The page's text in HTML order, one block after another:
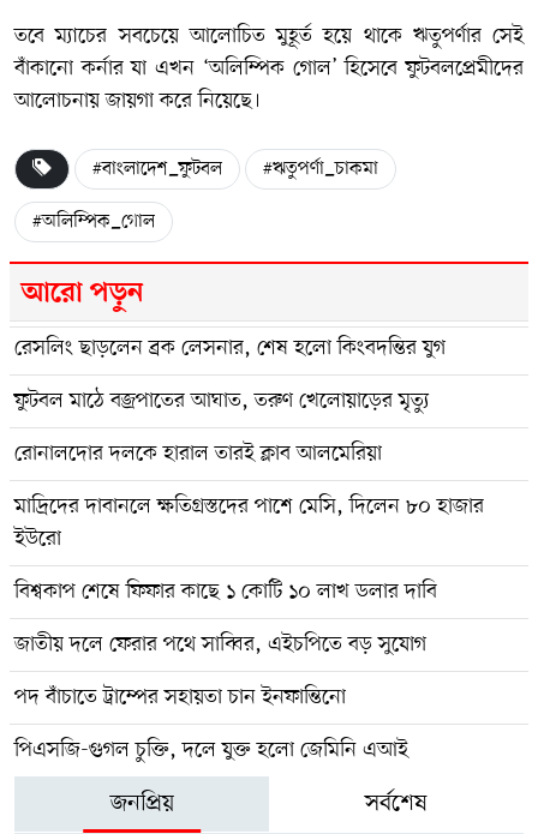
তবে ম্যাচের সবচেয়ে আলোচিত মুহূর্ত হয়ে থাকে ঋতুপর্ণার সেই
বাঁকানো কর্নার যা এখন ‘অলিম্পিক গোল’ হিসেবে ফুটবলপ্রেমীদের
আলোচনায় জায়গা করে নিয়েছে।
#বাংলাদেশ_ফুটবল
#ঋতুপর্ণা_চাকমা
#অলিম্পিক_গোল
আরো পড়ুন
রেসলিং ছাড়লেন ব্রক লেসনার, শেষ হলো কিংবদন্তির যুগ
ফুটবল মাঠে বজ্রপাতের আঘাত, তরুণ খেলোয়াড়ের মৃত্যু
রোনালদোর দলকে হারাল তারই ক্লাব আলমেরিয়া
মাদ্রিদের দাবানলে ক্ষতিগ্রস্তদের পাশে মেসি, দিলেন ৮০ হাজার
ইউরো
বিশ্বকাপ শেষে ফিফার কাছে ১ কোটি ১০ লাখ ডলার দাবি
জাতীয় দলে ফেরার পথে সাব্বির, এইচপিতে বড় সুযোগ
পদ বাঁচাতে ট্রাম্পের সহায়তা চান ইনফান্তিনো
পিএসজি-গুগল চুক্তি, দলে যুক্ত হলো জেমিনি এআই
জনপ্রিয় সর্বশেষ